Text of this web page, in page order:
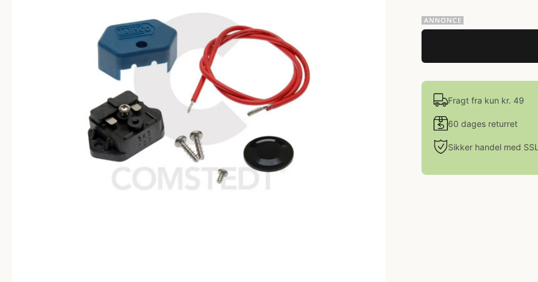
Fragt fra kun kr. 49
60 dages returret
Sikker handel med